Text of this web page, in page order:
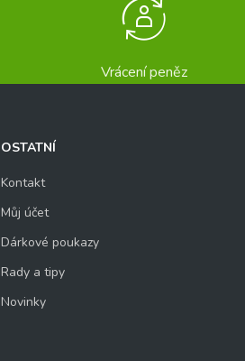
Vrácení peněz
OSTATNÍ
Kontakt
Můj účet
Dárkové poukazy
Rady a tipy
Novinky